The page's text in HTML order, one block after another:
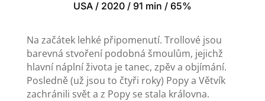
USA / 2020 / 91 min / 65%
Na začátek lehké připomenutí. Trollové jsou
barevná stvoření podobná šmoulům, jejichž
hlavní náplní života je tanec, zpěv a objímání.
Posledně (už jsou to čtyři roky) Popy a Větvík
zachránili svět a z Popy se stala královna.